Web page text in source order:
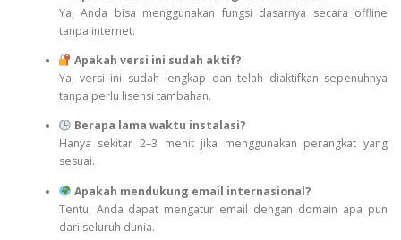
Ya, Anda bisa menggunakan fungsi dasarnya secara offline
tanpa internet.
Apakah versi ini sudah aktif?
Ya, versi ini sudah lengkap dan telah diaktifkan sepenuhnya
tanpa perlu lisensi tambahan.
Berapa lama waktu instalasi?
Hanya sekitar 2–3 menit jika menggunakan perangkat yang
sesuai.
Apakah mendukung email internasional?
Tentu, Anda dapat mengatur email dengan domain apa pun
dari seluruh dunia.